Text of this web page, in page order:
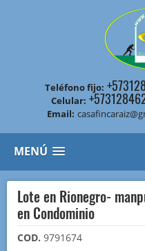
Teléfono fijo:
Celular:
Email:
MENÚ
Lote en Rionegro-
en Condominio
COD. 9791674